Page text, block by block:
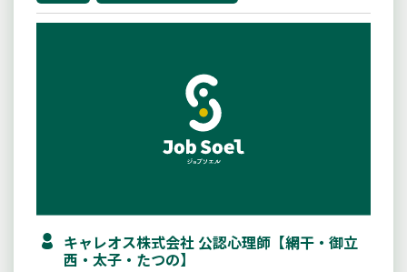
キャレオス株式会社 公認心理師【網干・御立
西・太子・たつの】